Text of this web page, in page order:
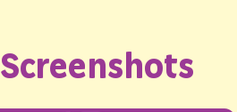
Screenshots